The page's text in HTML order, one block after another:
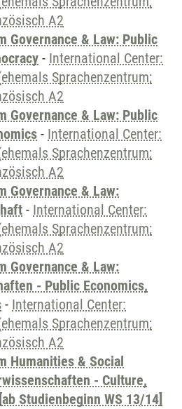
A2
Governance & Law: Public
- International Center:
Sprachenzentrum;
A2
Governance & Law: Public
- International Center:
Sprachenzentrum;
A2
Governance & Law:
- International Center:
Sprachenzentrum;
A2
Governance & Law:
- Public Economics,
- International Center:
Sprachenzentrum;
A2
Humanities & Social
- Culture,
Studienbeginn WS 13/14]